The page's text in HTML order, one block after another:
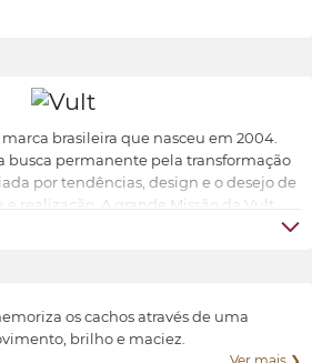
brasileira que nasceu em 2004.
busca permanente pela transformação
por tendências, design e o desejo de
e realização. A grande Missão da Vult
universo feminino a possibilidade de ter
os cachos através de uma
brilho e maciez.